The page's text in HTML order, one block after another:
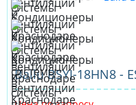
Ballu BSYI-18HN8 -